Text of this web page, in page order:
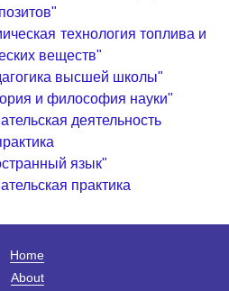
технология топлива и
веществ"
высшей школы"
и философия науки"
деятельность
язык"
практика
Home
About